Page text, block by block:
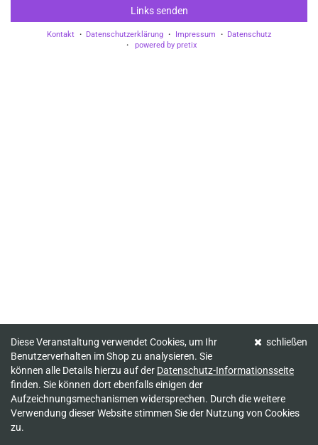
Links senden
Kontakt Datenschutzerklärung Impressum
Datenschutz
powered by pretix
schließen
Diese Veranstaltung verwendet Cookies, um Ihr
Benutzerverhalten im Shop zu analysieren. Sie
können alle Details hierzu auf der Datenschutz-Informationsseite
finden. Sie können dort ebenfalls einigen der
Aufzeichnungsmechanismen widersprechen. Durch die weitere
Verwendung dieser Website stimmen Sie der Nutzung von Cookies
zu.